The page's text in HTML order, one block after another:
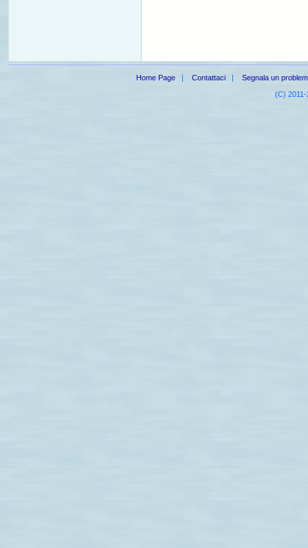
Home Page | Contattaci |
Segnala un
(C)